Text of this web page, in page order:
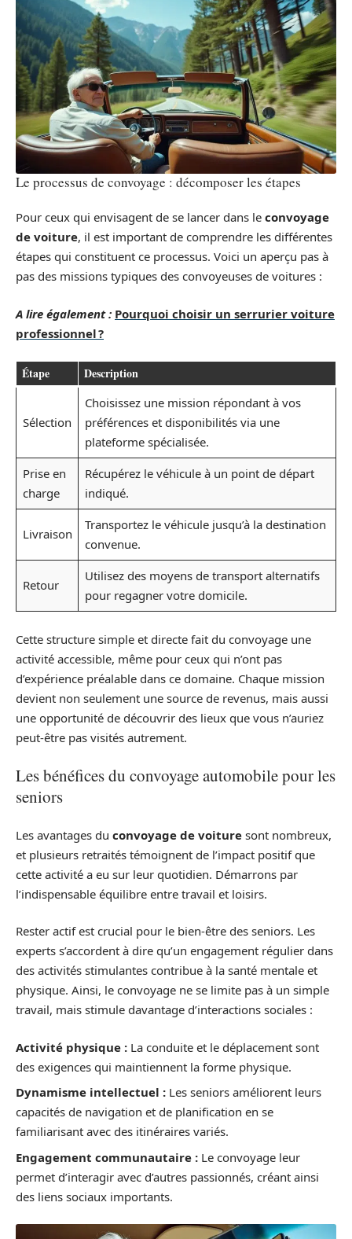
Le processus de convoyage : décomposer les étapes
Pour ceux qui envisagent de se lancer dans le convoyage
de voiture, il est important de comprendre les différentes
étapes qui constituent ce processus. Voici un aperçu pas à
pas des missions typiques des convoyeuses de voitures :
A lire également : Pourquoi choisir un serrurier voiture
professionnel ?
Étape Description
Sélection
Choisissez une mission répondant à vos
préférences et disponibilités via une
plateforme spécialisée.
Prise en
charge
Récupérez le véhicule à un point de départ
indiqué.
Livraison
Transportez le véhicule jusqu’à la destination
convenue.
Retour
Utilisez des moyens de transport alternatifs
pour regagner votre domicile.
Cette structure simple et directe fait du convoyage une
activité accessible, même pour ceux qui n’ont pas
d’expérience préalable dans ce domaine. Chaque mission
devient non seulement une source de revenus, mais aussi
une opportunité de découvrir des lieux que vous n’auriez
peut-être pas visités autrement.
Les bénéfices du convoyage automobile pour les
seniors
Les avantages du convoyage de voiture sont nombreux,
et plusieurs retraités témoignent de l’impact positif que
cette activité a eu sur leur quotidien. Démarrons par
l’indispensable équilibre entre travail et loisirs.
Rester actif est crucial pour le bien-être des seniors. Les
experts s’accordent à dire qu’un engagement régulier dans
des activités stimulantes contribue à la santé mentale et
physique. Ainsi, le convoyage ne se limite pas à un simple
travail, mais stimule davantage d’interactions sociales :
Activité physique : La conduite et le déplacement sont
des exigences qui maintiennent la forme physique.
Dynamisme intellectuel : Les seniors améliorent leurs
capacités de navigation et de planification en se
familiarisant avec des itinéraires variés.
Engagement communautaire : Le convoyage leur
permet d’interagir avec d’autres passionnés, créant ainsi
des liens sociaux importants.